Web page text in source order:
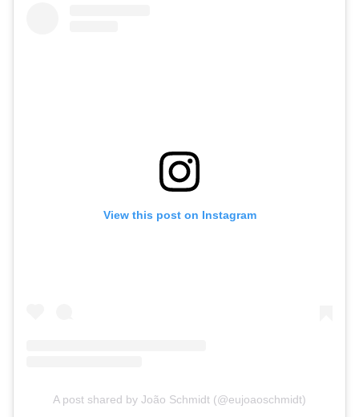
View this post on Instagram
A post shared by João Schmidt (@eujoaoschmidt)